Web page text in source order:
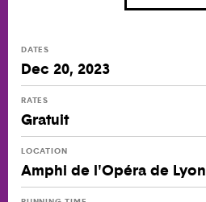
DATES
Dec 20, 2023
RATES
Gratuit
LOCATION
Amphi de l'Opéra de Lyon